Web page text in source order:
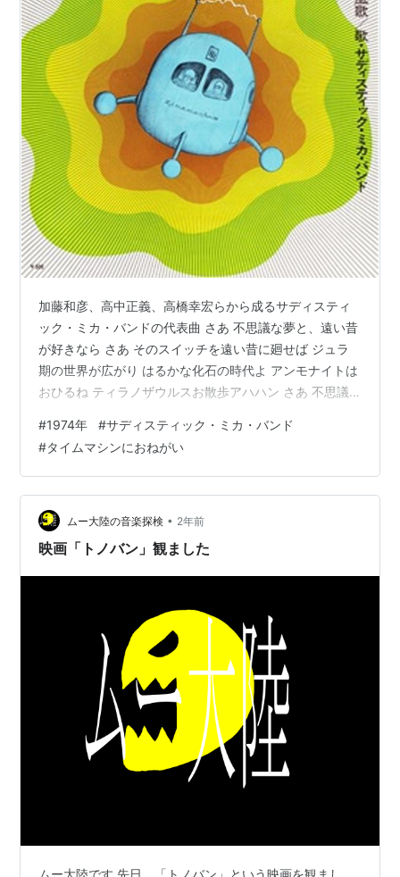
加藤和彦、高中正義、高橋幸宏らから成るサディスティ
ック・ミカ・バンドの代表曲 さあ 不思議な夢と、遠い昔
が好きなら さあ そのスイッチを遠い昔に廻せば ジュラ
期の世界が広がり はるかな化石の時代よ アンモナイトは
おひるね ティラノザウルスお散歩アハハン さあ 不思議
ネマの明け暮れ www.youtube.com タイトル タイムマシ
ンにおねがい アーチスト サディスティック・ミカ・バン
ド 作詞 松山猛 作曲 加藤和彦 編曲 リリース 1974/10/5
レコード会社 東芝EMI 最高位 オリコン位 ＜ほかの動画
を見る＞ ▼松任谷由実を迎えた…
#1974年 #サディスティック・ミカ・バンド
#タイムマシンにおねがい
ムー大陸の音楽探検 • 2年前
映画「トノバン」観ました
ムー大陸です 先日、「トノバン」という映画を観まし